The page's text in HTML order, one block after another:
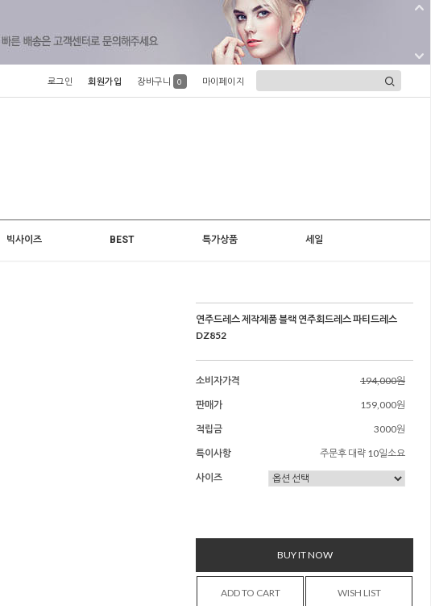
로그인 회원가입 장바구니 0 마이페이지
빅사이즈 BEST 특가상품 세일
연주드레스 제작제품 블랙 연주회드레스 파티드레스
DZ852
소비자가격
194,000원
판매가
159,000원
적립금
3000원
특이사항
주문후 대략 10일소요
사이즈
BUY IT NOW
ADD TO CART WISH LIST